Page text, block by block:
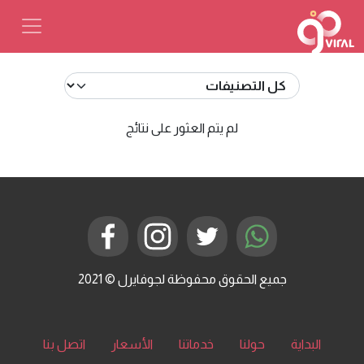
لم يتم العثور على نتائج
جميع الحقوق محفوظة لجوفايرل © 2021
البداية حولنا خدماتنا الأسعار اتصل بنا